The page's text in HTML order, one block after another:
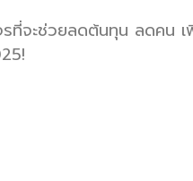
ที่จะช่วยลดต้นทุน ลดคน